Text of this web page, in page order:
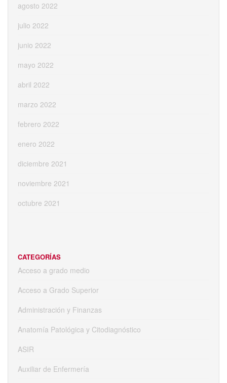
agosto 2022
julio 2022
junio 2022
mayo 2022
abril 2022
marzo 2022
febrero 2022
enero 2022
diciembre 2021
noviembre 2021
octubre 2021
CATEGORÍAS
Acceso a grado medio
Acceso a Grado Superior
Administración y Finanzas
Anatomía Patológica y Citodiagnóstico
ASIR
Auxiliar de Enfermería